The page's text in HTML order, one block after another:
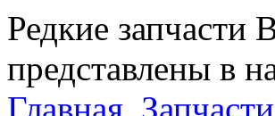
Редкие запчасти
представлены в